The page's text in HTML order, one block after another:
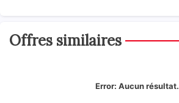
Offres similaires
Error: Aucun résultat.